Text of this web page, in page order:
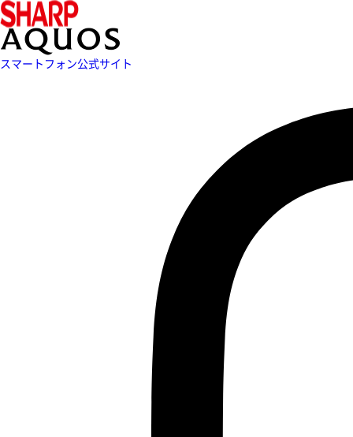
スマートフォン公式サイト